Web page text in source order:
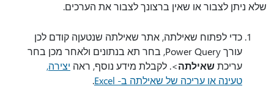
שלא ניתן לצבור או שאין ברצונך לצבור את הערכים.
כדי לפתוח שאילתה, אתר שאילתה שנטעןה קודם לכן
עורך Power Query, בחר תא בנתונים ולאחר מכן בחר
עריכתשאילתה>. לקבלת מידע נוסף, ראה יצירה,
טעינה או עריכה של שאילתה ב- Excel
.